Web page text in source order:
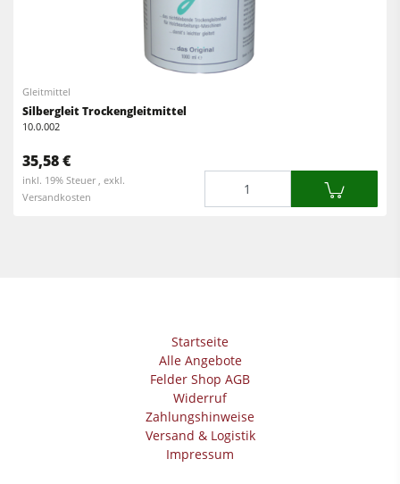
Gleitmittel
Silbergleit Trockengleitmittel
10.0.002
35,58 €
inkl. 19% Steuer , exkl.
Versandkosten
Startseite
Alle Angebote
Felder Shop AGB
Widerruf
Zahlungshinweise
Versand & Logistik
Impressum